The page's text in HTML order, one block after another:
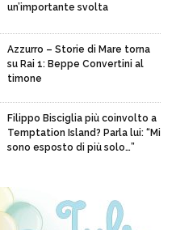
un’importante svolta
Azzurro – Storie di Mare torna
su Rai 1: Beppe Convertini al
timone
Filippo Bisciglia più coinvolto a
Temptation Island? Parla lui: “Mi
sono esposto di più solo…”